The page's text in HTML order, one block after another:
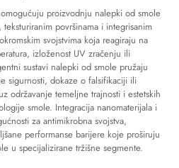
proizvodnju nalepki od smole
površinama i integrisanim
svojstvima koja reagiraju na
izloženost UV zračenju ili
sustavi nalepki od smole pružaju
sigurnosti, dokaze o falsifikaciji ili
održavanje temeljne trajnosti i estetskih
smole. Integracija nanomaterijala i
za antimikrobna svojstva,
performanse barijere koje proširuju
u specijalizirane tržišne segmente.